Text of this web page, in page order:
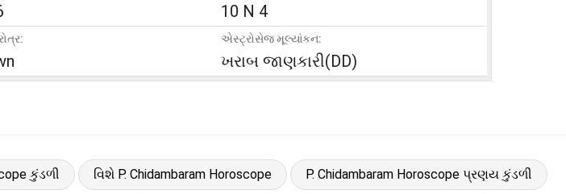
10 N 4
એસ્ટ્રોસેજ મૂલ્યાંકન:
ખરાબ જાણકારી(DD)
કુંડળી વિશે P. Chidambaram Horoscope P. Chidambaram Horoscope પ્રણય કુંડળી